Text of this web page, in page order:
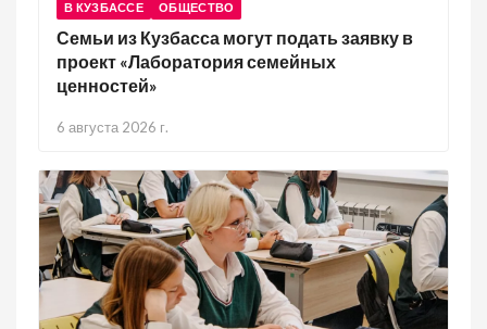
В КУЗБАССЕ ОБЩЕСТВО
Семьи из Кузбасса могут подать заявку в
проект «Лаборатория семейных
ценностей»
6 августа 2026 г.